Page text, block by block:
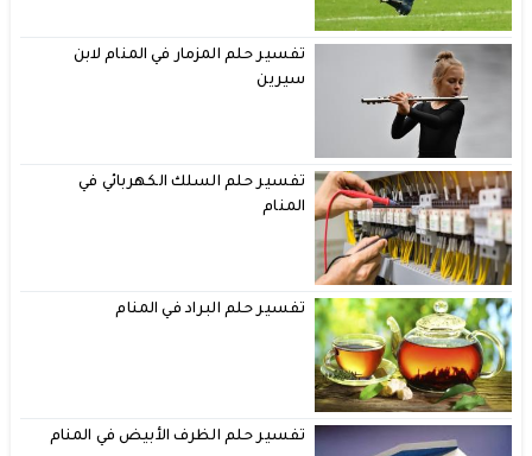
تفسير حلم المزمار في المنام لابن
سيرين
تفسير حلم السلك الكهربائي في
المنام
تفسير حلم البراد في المنام
تفسير حلم الظرف الأبيض في المنام